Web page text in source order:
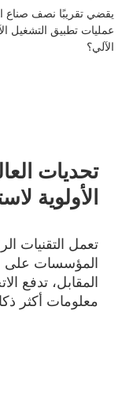
يقضي تقريبًا نصف صناع
عمليات تطبيق التشغيل
الآلي؟
تحديات
الأولوية
تعمل التقنيات
المؤسسات على
المقابل، تدفع
معلومات أكثر